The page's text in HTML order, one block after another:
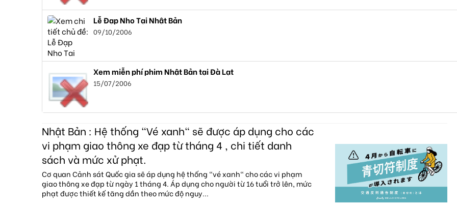
Lễ Đạp Nho Tại Nhật Bản
09/10/2006
Xem miễn phí phim Nhật Bản tại Đà Lạt
15/07/2006
Nhật Bản : Hệ thống "Vé xanh" sẽ được áp dụng cho các
vi phạm giao thông xe đạp từ tháng 4 , chi tiết danh
sách và mức xử phạt.
Cơ quan Cảnh sát Quốc gia sẽ áp dụng hệ thống "vé xanh" cho các vi phạm
giao thông xe đạp từ ngày 1 tháng 4. Áp dụng cho người từ 16 tuổi trở lên, mức
phạt được thiết kế tăng dần theo mức độ nguy...